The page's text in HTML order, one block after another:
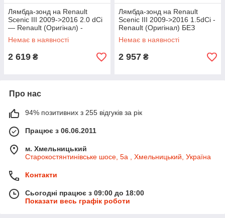
Лямбда-зонд на Renault
Scenic III 2009->2016 2.0 dCi
— Renault (Оригінал) -
226A49071R
Немає в наявності
2 619 ₴
Лямбда-зонд на Renault
Scenic III 2009->2016 1.5dCi -
Renault (Оригінал) БЕЗ
УПАКОВКИ - 226A41733RJ
Немає в наявності
2 957 ₴
Про нас
94% позитивних з 255 відгуків за рік
Працює з 06.06.2011
м. Хмельницький
Старокостянтинівське шосе, 5а , Хмельницький, Україна
Контакти
Сьогодні працює з 09:00 до 18:00
Показати весь графік роботи